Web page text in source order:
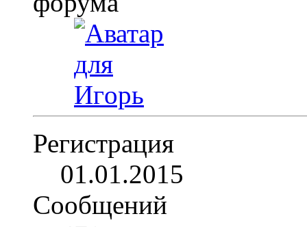
Регистрация
01.01.2015
Сообщений